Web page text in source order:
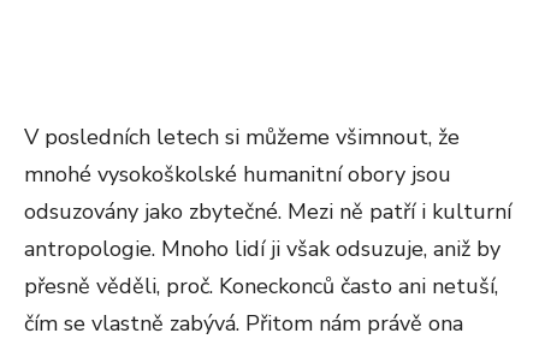
V posledních letech si můžeme všimnout, že
mnohé vysokoškolské humanitní obory jsou
odsuzovány jako zbytečné. Mezi ně patří i kulturní
antropologie. Mnoho lidí ji však odsuzuje, aniž by
přesně věděli, proč. Koneckonců často ani netuší,
čím se vlastně zabývá. Přitom nám právě ona